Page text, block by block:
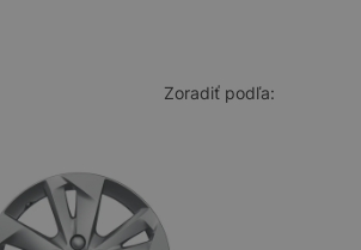
Zoradiť podľa: